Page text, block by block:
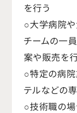
を行う
○大学病院
チームの一
案や販売を
○特定の病
テルなどの
○技術職の